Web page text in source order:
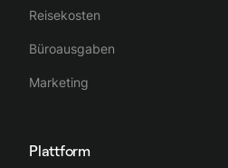
Reisekosten
Büroausgaben
Marketing
Plattform